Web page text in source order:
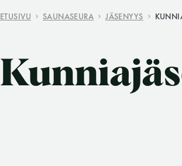
ETUSIVU SAUNASEURA JÄSENYYS